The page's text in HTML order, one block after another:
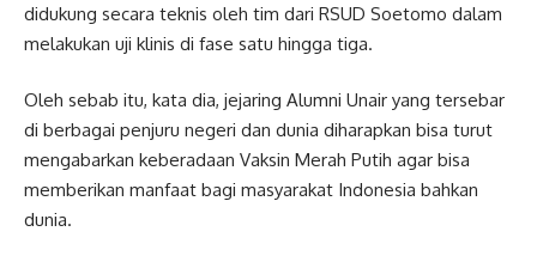
didukung secara teknis oleh tim dari RSUD Soetomo dalam
melakukan uji klinis di fase satu hingga tiga.
Oleh sebab itu, kata dia, jejaring Alumni Unair yang tersebar
di berbagai penjuru negeri dan dunia diharapkan bisa turut
mengabarkan keberadaan Vaksin Merah Putih agar bisa
memberikan manfaat bagi masyarakat Indonesia bahkan
dunia.